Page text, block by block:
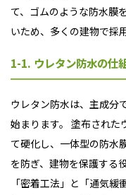
て、ゴムのような防水膜
いため、多くの建物で採
1-1. ウレタン防水の仕
ウレタン防水は、主成分
始まります。 塗布された
て硬化し、一体型の防水
を防ぎ、建物を保護する
「密着工法」と「通気